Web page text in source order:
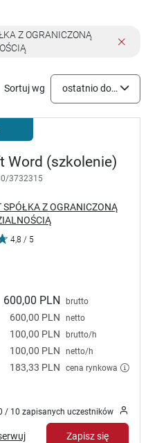
Z OGRANICZONĄ
Sortuj wg ostatnio dodane
Word (szkolenie)
3732315
SPÓŁKA Z OGRANICZONĄ
4,8 / 5
600,00 PLN brutto
600,00 PLN netto
100,00 PLN brutto/h
100,00 PLN netto/h
183,33 PLN cena rynkowa
/ 10 zapisanych uczestników
Zapisz się